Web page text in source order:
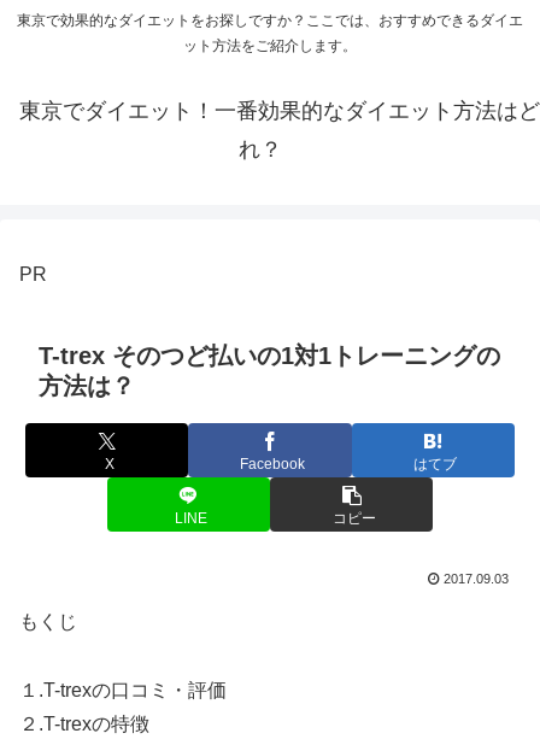
東京で効果的なダイエットをお探しですか？ここでは、おすすめできるダイエ
ット方法をご紹介します。
東京でダイエット！一番効果的なダイエット方法はど
れ？
PR
T-trex そのつど払いの1対1トレーニングの
方法は？
X Facebook はてブ
LINE コピー
2017.09.03
もくじ
１.T-trexの口コミ・評価
２.T-trexの特徴